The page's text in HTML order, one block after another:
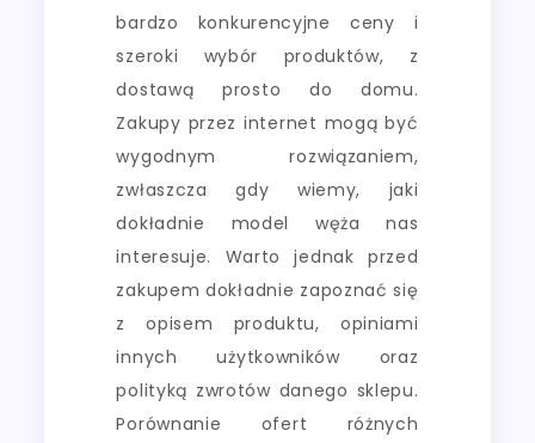
bardzo konkurencyjne ceny i
szeroki wybór produktów, z
dostawą prosto do domu.
Zakupy przez internet mogą być
wygodnym rozwiązaniem,
zwłaszcza gdy wiemy, jaki
dokładnie model węża nas
interesuje. Warto jednak przed
zakupem dokładnie zapoznać się
z opisem produktu, opiniami
innych użytkowników oraz
polityką zwrotów danego sklepu.
Porównanie ofert różnych